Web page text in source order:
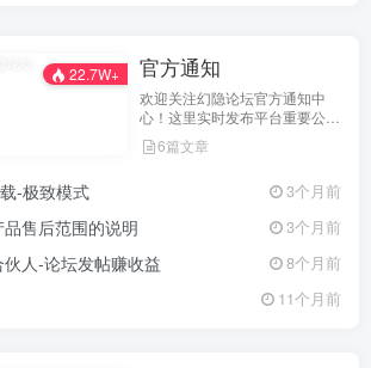
22.7W+ 官方通知
欢迎关注幻隐论坛官方通知中
心！这里实时发布平台重要公
告、活动规则、功能更新、安全
提醒及用户权益说明，确保每位
们坚持公开透明，通过权威通知
坛获得更优质、安全的使用体
息！
6篇文章
-极致模式 3个月前
售后范围的说明 3个月前
人-论坛发帖赚收益 8个月前
11个月前